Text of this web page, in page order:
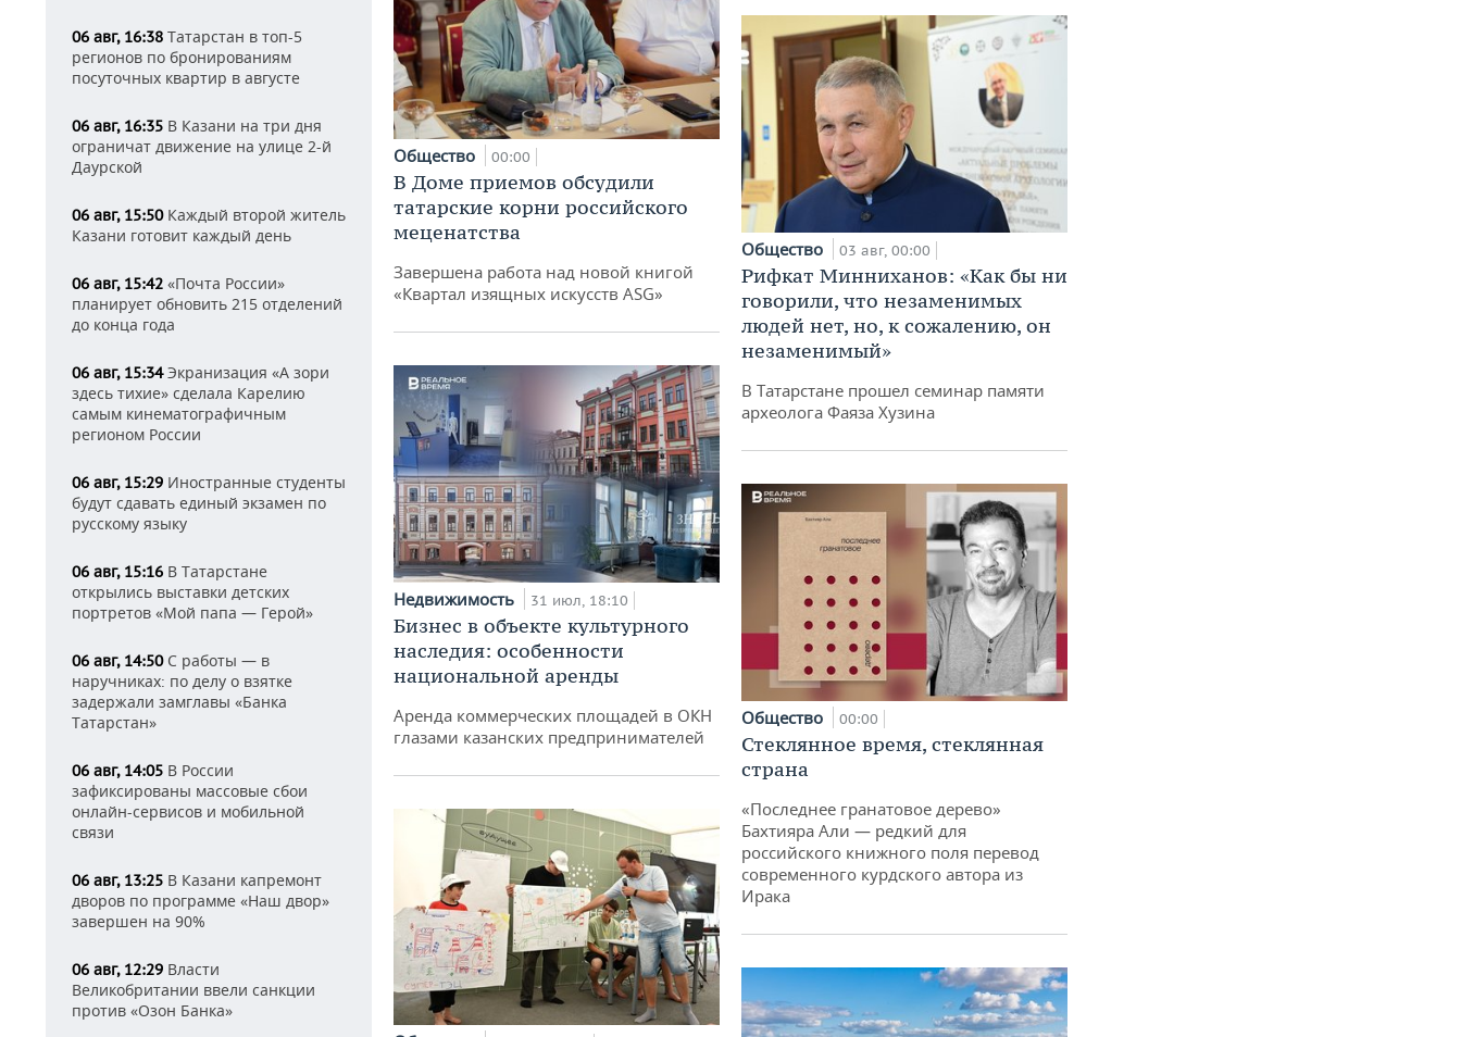
06 авг, 16:38 Татарстан в топ-5
регионов по бронированиям
посуточных квартир в августе
06 авг, 16:35 В Казани на три дня
ограничат движение на улице 2-й
Даурской
06 авг, 15:50Каждый второй житель
Казани готовит каждый день
06 авг, 15:42 «Почта России»
планирует обновить 215 отделений
до конца года
06 авг, 15:34Экранизация «А зори
здесь тихие» сделала Карелию
самым кинематографичным
регионом России
06 авг, 15:29 Иностранные студенты
будут сдавать единый экзамен по
русскому языку
06 авг, 15:16 В Татарстане
открылись выставки детских
портретов «Мой папа — Герой»
06 авг, 14:50С работы — в
наручниках: по делу о взятке
задержали замглавы «Банка
Татарстан»
06 авг, 14:05 В России
зафиксированы массовые сбои
онлайн-сервисов и мобильной
связи
06 авг, 13:25 В Казани капремонт
дворов по программе «Наш двор»
завершен на 90%
06 авг, 12:29 Власти
Великобритании ввели санкции
против «Озон Банка»
Общество 00:00
В Доме приемов обсудили
татарские корни российского
меценатства
Завершена работа над новой книгой
«Квартал изящных искусств ASG»
Недвижимость 31 июл, 18:10
Бизнес в объекте культурного
наследия: особенности
национальной аренды
Аренда коммерческих площадей в ОКН
глазами казанских предпринимателей
Общество 03 авг, 00:00
Рифкат Минниханов: «Как бы ни
говорили, что незаменимых
людей нет, но, к сожалению, он
незаменимый»
В Татарстане прошел семинар памяти
археолога Фаяза Хузина
Общество 00:00
Стеклянное время, стеклянная
страна
«Последнее гранатовое дерево»
Бахтияра Али — редкий для
российского книжного поля перевод
современного курдского автора из
Ирака